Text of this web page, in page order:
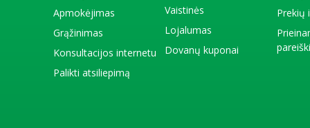
Apmokėjimas
Grąžinimas
Konsultacijos internetu
Palikti atsiliepimą
Vaistinės
Lojalumas
Dovanų kuponai
Prekių